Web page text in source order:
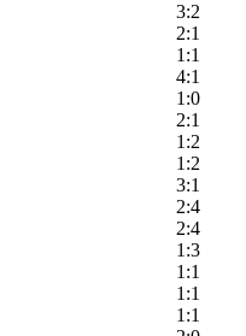
3:2
2:1
1:1
4:1
1:0
2:1
1:2
1:2
3:1
2:4
2:4
1:3
1:1
1:1
1:1